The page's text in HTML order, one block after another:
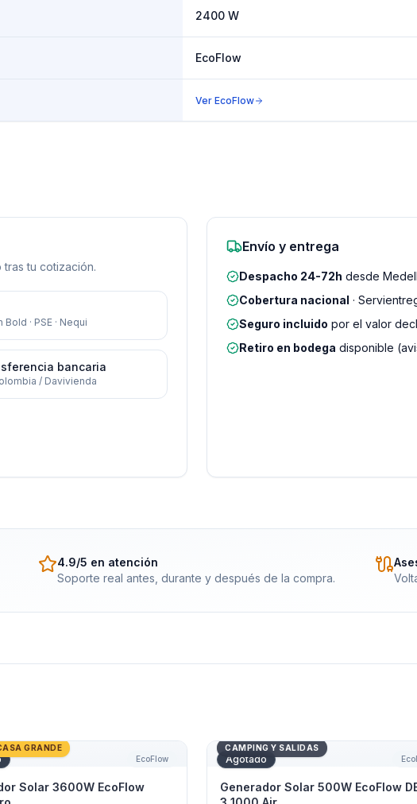
2400 W
EcoFlow
Ver EcoFlow
tu cotización.
Bold · PSE · Nequi
bancaria
/ Davivienda
Envío y entrega
Despacho 24-72h desde
Cobertura nacional ·
Seguro incluido por el valor
Retiro en bodega disponible
4.9/5 en atención
Soporte real antes, durante y después de la compra.
Solar 3600W EcoFlow DELTA Pro
EcoFlow
GRANDE
Solar 3600W EcoFlow
Generador Solar 500W EcoFlow
Agotado
CAMPING Y SALIDAS
Generador Solar 500W EcoFlow